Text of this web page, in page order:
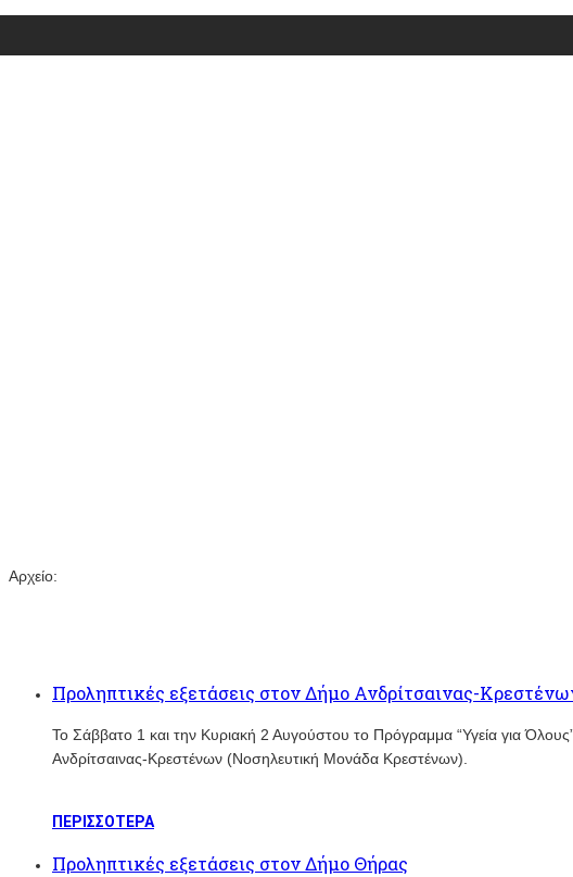
Αρχείο:
Προληπτικές εξετάσεις στον Δήμο Ανδρίτσαινας-
Το Σάββατο 1 και την Κυριακή 2 Αυγούστου το Πρόγραμμα “Υγεία για
Ανδρίτσαινας-Κρεστένων (Νοσηλευτική Μονάδα Κρεστένων).
ΠΕΡΙΣΣΟΤΕΡΑ
Προληπτικές εξετάσεις στον Δήμο Θήρας